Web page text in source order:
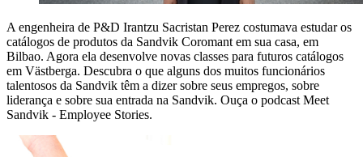
A engenheira de P&D Irantzu Sacristan Perez costumava estudar os
catálogos de produtos da Sandvik Coromant em sua casa, em
Bilbao. Agora ela desenvolve novas classes para futuros catálogos
em Västberga. Descubra o que alguns dos muitos funcionários
talentosos da Sandvik têm a dizer sobre seus empregos, sobre
liderança e sobre sua entrada na Sandvik. Ouça o podcast Meet
Sandvik - Employee Stories.